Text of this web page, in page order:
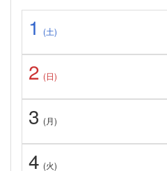
1 (土)
2 (日)
3 (月)
4 (火)